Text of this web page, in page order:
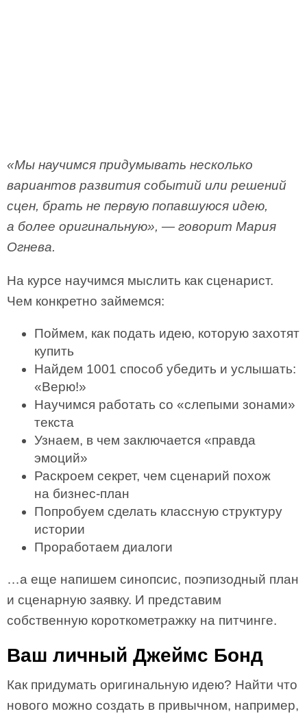
«Мы научимся придумывать несколько
вариантов развития событий или решений
сцен, брать не первую попавшуюся идею,
а более оригинальную», — говорит Мария
Огнева.
На курсе научимся мыслить как сценарист.
Чем конкретно займемся:
Поймем, как подать идею, которую захотят
купить
Найдем 1001 способ убедить и услышать:
«Верю!»
Научимся работать со «слепыми зонами»
текста
Узнаем, в чем заключается «правда
эмоций»
Раскроем секрет, чем сценарий похож
на бизнес-план
Попробуем сделать классную структуру
истории
Проработаем диалоги
…а еще напишем синопсис, поэпизодный план
и сценарную заявку. И представим
собственную короткометражку на питчинге.
Ваш личный Джеймс Бонд
Как придумать оригинальную идею? Найти что
нового можно создать в привычном, например,